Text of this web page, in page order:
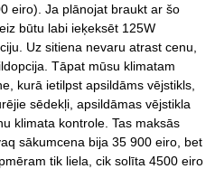
eiro). Ja plānojat braukt ar šo
būtu labi ieķeksēt 125W
Uz sitiena nevaru atrast cenu,
Tāpat mūsu klimatam
kurā ietilpst apsildāms vējstikls,
sēdekļi, apsildāmas vējstikla
klimata kontrole. Tas maksās
sākumcena bija 35 900 eiro, bet
tik liela, cik solīta 4500 eiro